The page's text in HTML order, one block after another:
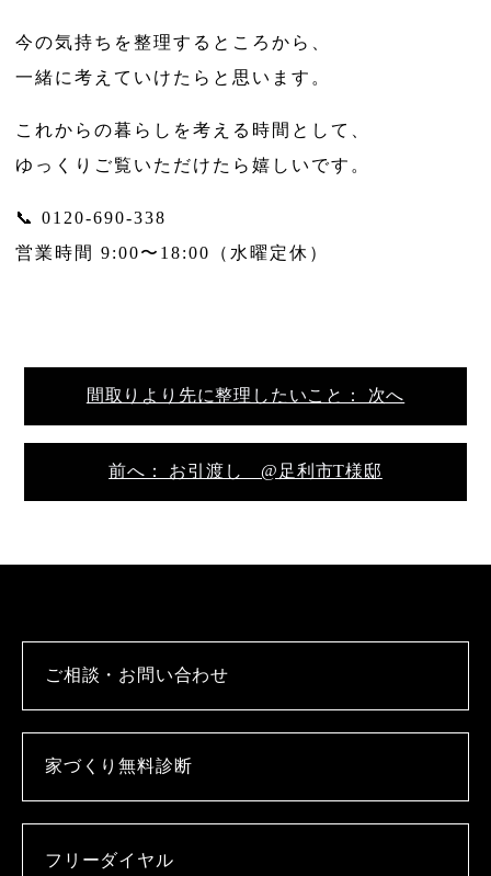
今の気持ちを整理するところから、
一緒に考えていけたらと思います。
これからの暮らしを考える時間として、
ゆっくりご覧いただけたら嬉しいです。
📞 0120-690-338
営業時間 9:00〜18:00（水曜定休）
間取りより先に整理したいこと： 次へ
前へ： お引渡し @足利市T様邸
ご相談・お問い合わせ
家づくり無料診断
フリーダイヤル